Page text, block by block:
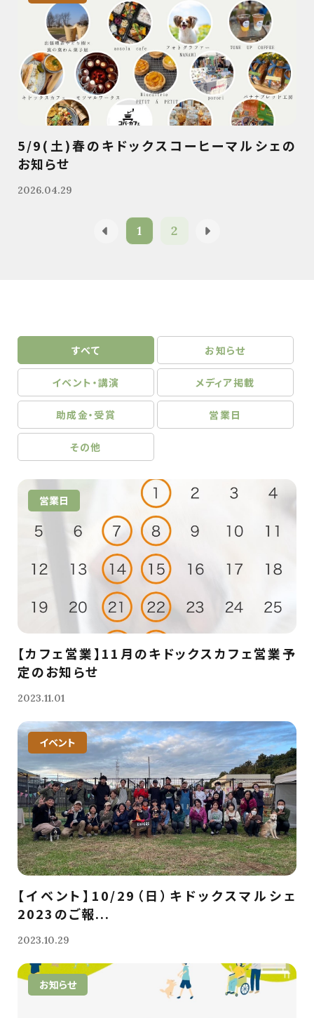
5/9(土)春のキドックスコーヒーマルシェの
お知らせ
2026.04.29
1 2
すべて お知らせ
イベント・講演 メディア掲載
助成金・受賞 営業日
その他
営業日
【カフェ営業】11月のキドックスカフェ営業予
定のお知らせ
2023.11.01
イベント
【イベント】10/29（日）キドックスマルシェ
2023のご報...
2023.10.29
お知らせ